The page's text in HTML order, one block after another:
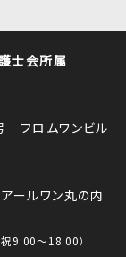
士会所属
フロムワンビル
ルワン丸の内
9:00～18:00）